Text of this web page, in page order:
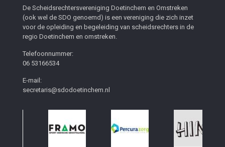
De Scheidsrechtersvereniging Doetinchem en Omstreken
(ook wel de SDO genoemd) is een vereniging die zich inzet
voor de opleiding en begeleiding van scheidsrechters in de
regio Doetinchem en omstreken.
Telefoonnummer:
06 53166534
E-mail:
secretaris@sdodoetinchem.nl